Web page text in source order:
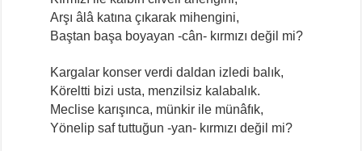
Arşı âlâ katına çıkarak mihengini,
Baştan başa boyayan -cân- kırmızı değil mi?
Kargalar konser verdi daldan izledi balık,
Köreltti bizi usta, menzilsiz kalabalık.
Meclise karışınca, münkir ile münâfık,
Yönelip saf tuttuğun -yan- kırmızı değil mi?